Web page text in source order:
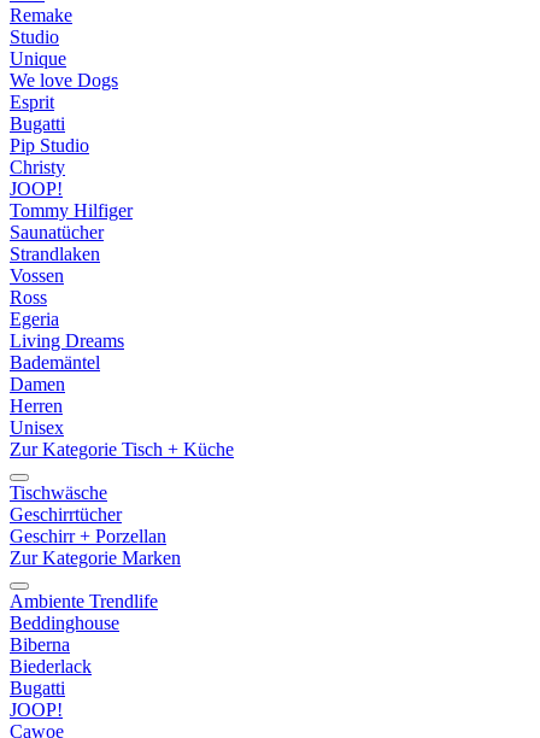
Remake
Studio
Unique
We love Dogs
Esprit
Bugatti
Pip Studio
Christy
JOOP!
Tommy Hilfiger
Saunatücher
Strandlaken
Vossen
Ross
Egeria
Living Dreams
Bademäntel
Damen
Herren
Unisex
Zur Kategorie Tisch + Küche
Tischwäsche
Geschirrtücher
Geschirr + Porzellan
Zur Kategorie Marken
Ambiente Trendlife
Beddinghouse
Biberna
Biederlack
Bugatti
JOOP!
Cawoe